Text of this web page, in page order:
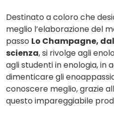
Destinato a coloro che
meglio l’elaborazione del
passo Lo Champagne,
scienza, si rivolge agli
agli studenti in enologia, in
dimenticare gli
conoscere meglio, grazie
questo impareggiabile